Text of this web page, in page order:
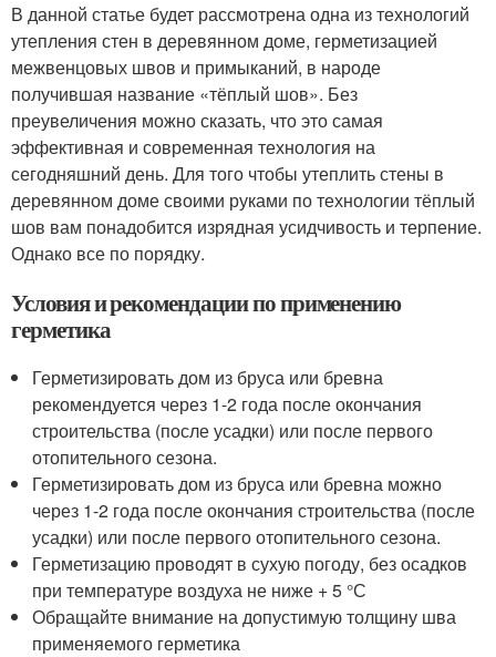
В данной статье будет рассмотрена одна из технологий
утепления стен в деревянном доме, герметизацией
межвенцовых швов и примыканий, в народе
получившая название «тёплый шов». Без
преувеличения можно сказать, что это самая
эффективная и современная технология на
сегодняшний день. Для того чтобы утеплить стены в
деревянном доме своими руками по технологии тёплый
шов вам понадобится изрядная усидчивость и терпение.
Однако все по порядку.
Условия и рекомендации по применению
герметика
Герметизировать дом из бруса или бревна
рекомендуется через 1-2 года после окончания
строительства (после усадки) или после первого
отопительного сезона.
Герметизировать дом из бруса или бревна можно
через 1-2 года после окончания строительства (после
усадки) или после первого отопительного сезона.
Герметизацию проводят в сухую погоду, без осадков
при температуре воздуха не ниже + 5 °С
Обращайте внимание на допустимую толщину шва
применяемого герметика